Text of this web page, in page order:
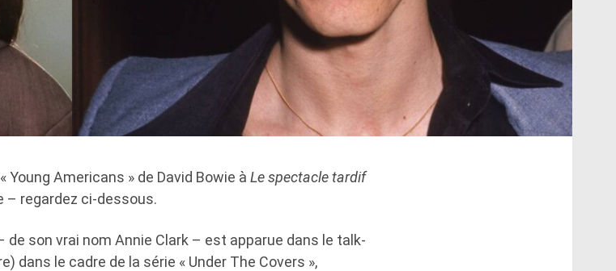
Americans » de David Bowie à Le spectacle tardif
– regardez ci-dessous.
son vrai nom Annie Clark – est apparue dans le talk-
dans le cadre de la série « Under The Covers »,